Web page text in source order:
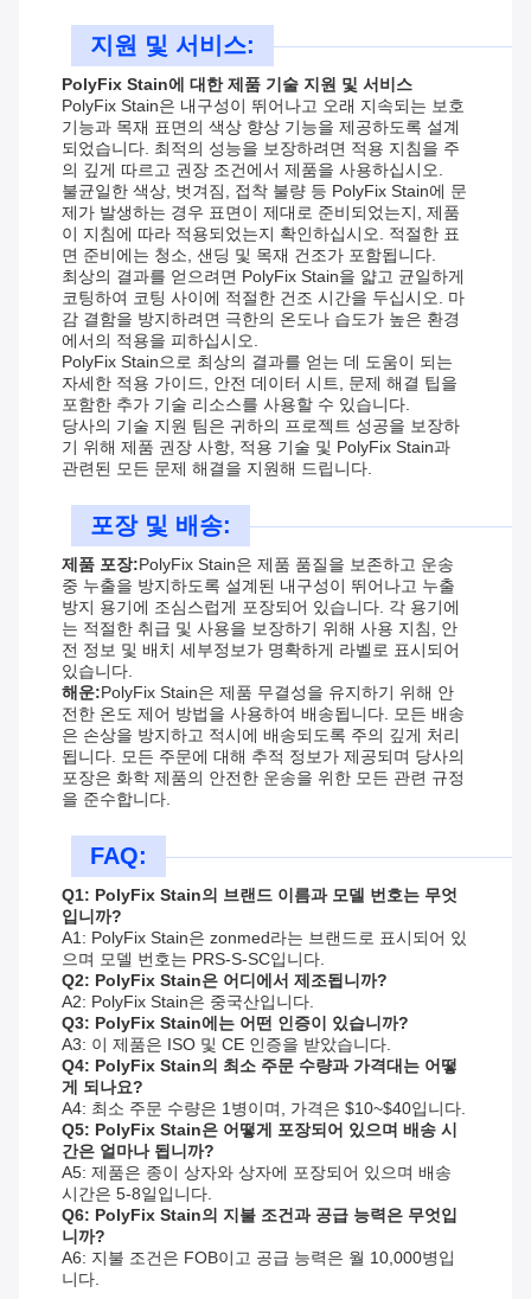
지원 및 서비스:
PolyFix Stain에 대한 제품 기술 지원 및 서비스
PolyFix Stain은 내구성이 뛰어나고 오래 지속되는 보호
기능과 목재 표면의 색상 향상 기능을 제공하도록 설계
되었습니다. 최적의 성능을 보장하려면 적용 지침을 주
의 깊게 따르고 권장 조건에서 제품을 사용하십시오.
불균일한 색상, 벗겨짐, 접착 불량 등 PolyFix Stain에 문
제가 발생하는 경우 표면이 제대로 준비되었는지, 제품
이 지침에 따라 적용되었는지 확인하십시오. 적절한 표
면 준비에는 청소, 샌딩 및 목재 건조가 포함됩니다.
최상의 결과를 얻으려면 PolyFix Stain을 얇고 균일하게
코팅하여 코팅 사이에 적절한 건조 시간을 두십시오. 마
감 결함을 방지하려면 극한의 온도나 습도가 높은 환경
에서의 적용을 피하십시오.
PolyFix Stain으로 최상의 결과를 얻는 데 도움이 되는
자세한 적용 가이드, 안전 데이터 시트, 문제 해결 팁을
포함한 추가 기술 리소스를 사용할 수 있습니다.
당사의 기술 지원 팀은 귀하의 프로젝트 성공을 보장하
기 위해 제품 권장 사항, 적용 기술 및 PolyFix Stain과
관련된 모든 문제 해결을 지원해 드립니다.
포장 및 배송:
제품 포장:PolyFix Stain은 제품 품질을 보존하고 운송
중 누출을 방지하도록 설계된 내구성이 뛰어나고 누출
방지 용기에 조심스럽게 포장되어 있습니다. 각 용기에
는 적절한 취급 및 사용을 보장하기 위해 사용 지침, 안
전 정보 및 배치 세부정보가 명확하게 라벨로 표시되어
있습니다.
해운:PolyFix Stain은 제품 무결성을 유지하기 위해 안
전한 온도 제어 방법을 사용하여 배송됩니다. 모든 배송
은 손상을 방지하고 적시에 배송되도록 주의 깊게 처리
됩니다. 모든 주문에 대해 추적 정보가 제공되며 당사의
포장은 화학 제품의 안전한 운송을 위한 모든 관련 규정
을 준수합니다.
FAQ:
Q1: PolyFix Stain의 브랜드 이름과 모델 번호는 무엇
입니까?
A1: PolyFix Stain은 zonmed라는 브랜드로 표시되어 있
으며 모델 번호는 PRS-S-SC입니다.
Q2: PolyFix Stain은 어디에서 제조됩니까?
A2: PolyFix Stain은 중국산입니다.
Q3: PolyFix Stain에는 어떤 인증이 있습니까?
A3: 이 제품은 ISO 및 CE 인증을 받았습니다.
Q4: PolyFix Stain의 최소 주문 수량과 가격대는 어떻
게 되나요?
A4: 최소 주문 수량은 1병이며, 가격은 $10~$40입니다.
Q5: PolyFix Stain은 어떻게 포장되어 있으며 배송 시
간은 얼마나 됩니까?
A5: 제품은 종이 상자와 상자에 포장되어 있으며 배송
시간은 5-8일입니다.
Q6: PolyFix Stain의 지불 조건과 공급 능력은 무엇입
니까?
A6: 지불 조건은 FOB이고 공급 능력은 월 10,000병입
니다.